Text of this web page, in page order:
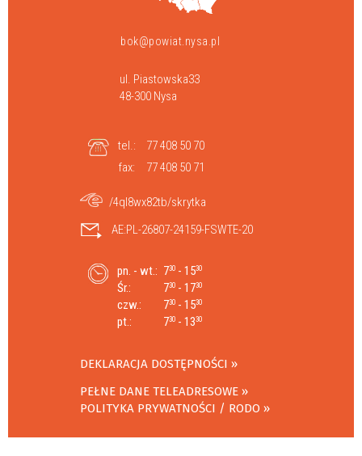
bok@powiat.nysa.pl
ul. Piastowska33
48-300 Nysa
tel.:
77 408 50 70
fax:
77 408 50 71
/4ql8wx82tb/skrytka
AE:PL-26807-24159-FSWTE-20
pn. - wt.: 730 - 1530
Śr.: 730 - 1730
czw.: 730 - 1530
pt.: 730 - 1330
DEKLARACJA DOSTĘPNOŚCI
PEŁNE DANE TELEADRESOWE
POLITYKA PRYWATNOŚCI / RODO